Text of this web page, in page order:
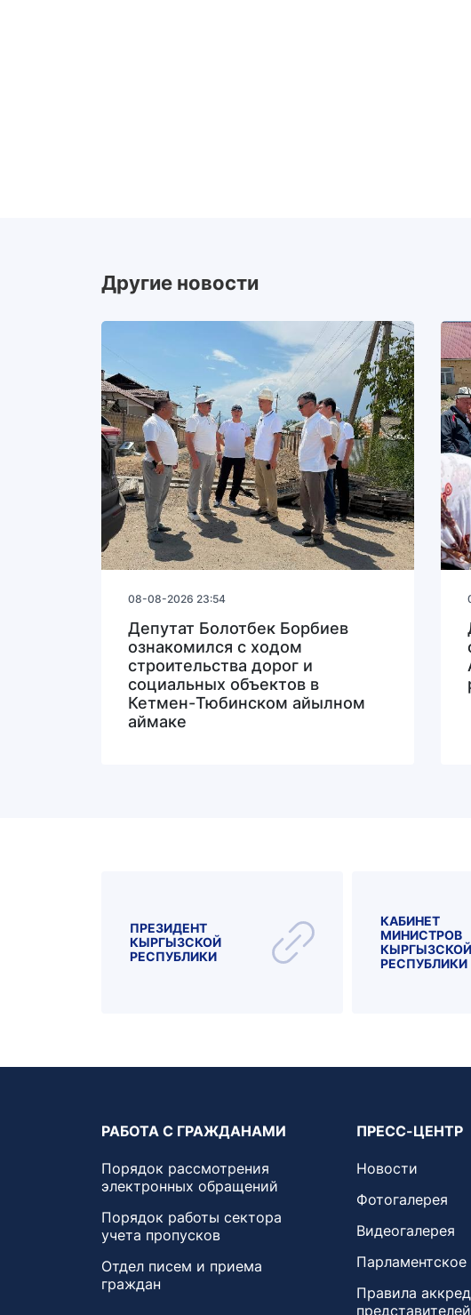
Другие новости
08-08-2026 23:54
Депутат Болотбек Борбиев
ознакомился с ходом
строительства дорог и
социальных объектов в
Кетмен-Тюбинском айылном
аймаке
ПРЕЗИДЕНТ
КЫРГЫЗСКОЙ
РЕСПУБЛИКИ
КАБИНЕТ
МИНИСТРОВ
КЫРГЫЗСКОЙ
РЕСПУБЛИКИ
РАБОТА С ГРАЖДАНАМИ
Порядок рассмотрения
электронных обращений
Порядок работы сектора
учета пропусков
Отдел писем и приема
граждан
ПРЕСС-ЦЕНТР
Новости
Фотогалерея
Видеогалерея
Парламентское
Правила